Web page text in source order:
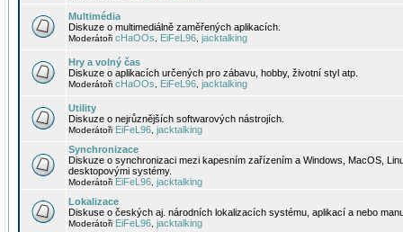
Multimédia
Diskuze o multimediálně zaměřených aplikacích.
Moderátoři cHaOOs EiFeL96 jacktalking
Hry a volný čas
Diskuze o aplikacích určených pro zábavu, hobby, životní styl atp.
Moderátoři cHaOOs EiFeL96 jacktalking
Utility
Diskuze o nejrůznějších softwarových nástrojích.
Moderátoři EiFeL96 jacktalking
Synchronizace
Diskuze o synchronizaci mezi kapesním zařízením a Windows, MacOS,
desktopovými systémy.
Moderátoři EiFeL96 jacktalking
Lokalizace
Diskuse o českých aj. národních lokalizacích systému, aplikací a nebo
Moderátoři EiFeL96 jacktalking